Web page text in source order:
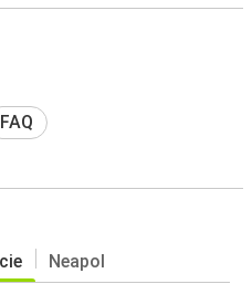
FAQ
Neapol